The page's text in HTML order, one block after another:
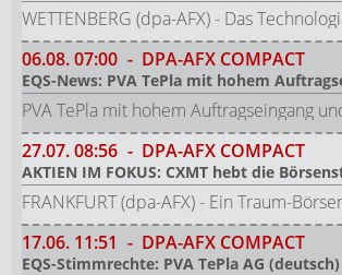
WETTENBERG (dpa-AFX) - Das
06.08.07:00 - DPA-AFX COMPACT
EQS-News: PVA TePla mit hohem
PVA TePla mit hohem Auftragseingang
27.07.08:56 - DPA-AFX COMPACT
AKTIEN IM FOKUS: CXMT hebt die
FRANKFURT (dpa-AFX) - Ein Traum-
17.06. 11:51 - DPA-AFX COMPACT
EQS-Stimmrechte: PVA TePla AG (deutsch)